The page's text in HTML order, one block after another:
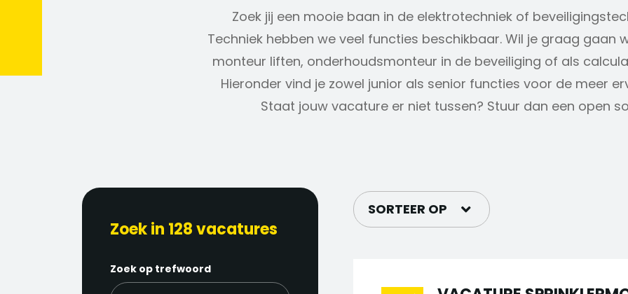
Zoek jij een mooie baan in de elektrotechniek of
Techniek hebben we veel functies beschikbaar. Wil je graag gaan
monteur liften, onderhoudsmonteur in de beveiliging of als
Hieronder vind je zowel junior als senior functies voor de meer
Staat jouw vacature er niet tussen? Stuur dan een open
Zoek in 128 vacatures
Zoek op trefwoord
SORTEER OP